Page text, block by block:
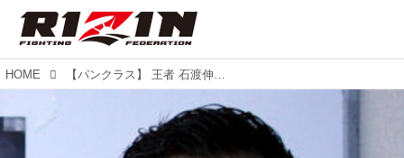
HOME 【パンクラス】 王者 石渡伸太郎「感じるままにぶつけたい」 7.24有明